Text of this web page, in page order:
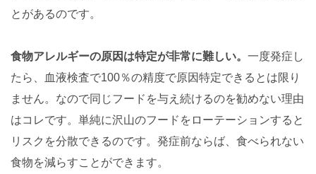
とがあるのです。
食物アレルギーの原因は特定が非常に難しい。 一度発症し
たら、血液検査で100％の精度で原因特定できるとは限り
ません。なので同じフードを与え続けるのを勧めない理由
はコレです。単純に沢山のフードをローテーションすると
リスクを分散できるのです。発症前ならば、食べられない
食物を減らすことができます。